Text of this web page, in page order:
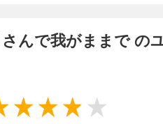
んで我がままで の